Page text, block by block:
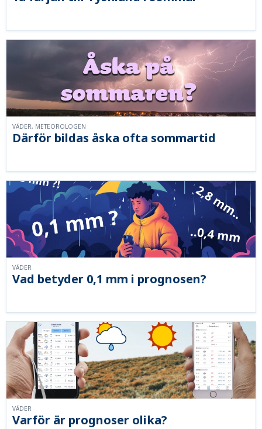
Därför bildas åska ofta sommartid
VÄDER, METEOROLOGEN
Vad betyder 0,1 mm i prognosen?
VÄDER
Varför är prognoser olika?
VÄDER